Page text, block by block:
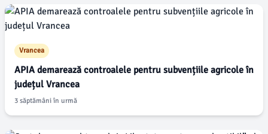
Vrancea
APIA demarează controalele pentru subvențiile agricole în
județul Vrancea
3 săptămâni în urmă